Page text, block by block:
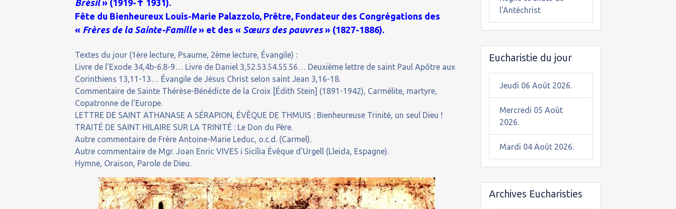
Brésil» (1919-✝ 1931).
Fête du Bienheureux Louis-Marie Palazzolo, Prêtre, Fondateur des Congrégations des
« Frères de la Sainte-Famille» et des « Sœurs des pauvres» (1827-1886).
Textes du jour (1ère lecture, Psaume, 2ème lecture, Évangile) :
Livre de l'Exode 34,4b-6.8-9… Livre de Daniel 3,52.53.54.55.56… Deuxième lettre de saint Paul Apôtre aux
Corinthiens 13,11-13… Évangile de Jésus Christ selon saint Jean 3,16-18.
Commentaire de Sainte Thérèse-Bénédicte de la Croix [Édith Stein] (1891-1942), Carmélite, martyre,
Copatronne de l'Europe.
LETTRE DE SAINT ATHANASE A SÉRAPION, ÉVÊQUE DE THMUIS : Bienheureuse Trinité, un seul Dieu !
TRAITÉ DE SAINT HILAIRE SUR LA TRINITÉ : Le Don du Père.
Autre commentaire de Frère Antoine-Marie Leduc, o.c.d. (Carmel).
Autre commentaire de Mgr. Joan Enric VIVES i Sicília Évêque d'Urgell (Lleida, Espagne).
Hymne, Oraison, Parole de Dieu.
l'Antéchrist
Eucharistie du jour
Jeudi 06 Août 2026.
Mercredi 05 Août
2026.
Mardi 04 Août 2026.
Archives Eucharisties